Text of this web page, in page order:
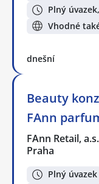
Plný
Vhodné
dnešní
Beauty
FAnn
FAnn Retail, a.s.
Praha
Plný úvazek